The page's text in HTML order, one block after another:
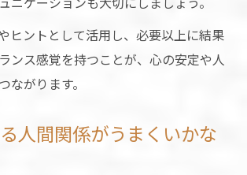
ヒントとして活用し、必要以上に結果
ンス感覚を持つことが、心の安定や人
ながります。
人間関係がうまくいかな